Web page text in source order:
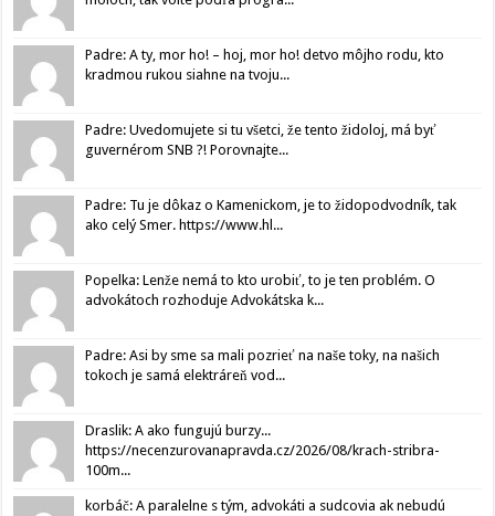
Padre: A ty, mor ho! – hoj, mor ho! detvo môjho rodu, kto
kradmou rukou siahne na tvoju...
Padre: Uvedomujete si tu všetci, že tento židoloj, má byť
guvernérom SNB ?! Porovnajte...
Padre: Tu je dôkaz o Kamenickom, je to židopodvodník, tak
ako celý Smer. https://www.hl...
Popelka: Lenže nemá to kto urobiť, to je ten problém. O
advokátoch rozhoduje Advokátska k...
Padre: Asi by sme sa mali pozrieť na naše toky, na našich
tokoch je samá elektráreň vod...
Draslik: A ako fungujú burzy...
https://necenzurovanapravda.cz/2026/08/krach-stribra-
100m...
korbáč: A paralelne s tým, advokáti a sudcovia ak nebudú